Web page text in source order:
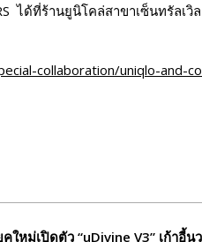
ได้ที่ร้านยูนิโคล่สาขาเซ็นทรัลเ
collaboration/uniqlo-and-
หม่เปิดตัว “uDivine V3” เก้าอี้